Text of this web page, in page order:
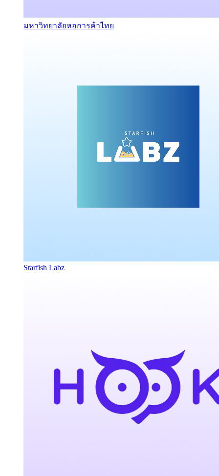
มหาวิทยาลัยหอการค้าไทย
Starfish Labz